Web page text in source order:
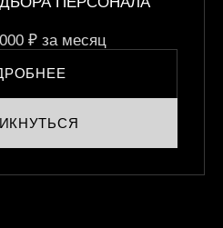
₽ за месяц